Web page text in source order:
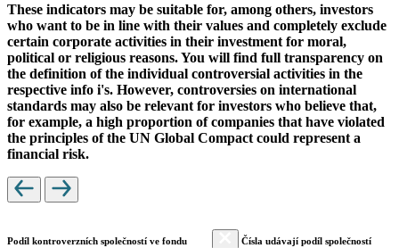
These indicators may be suitable for, among others, investors
who want to be in line with their values and completely exclude
certain corporate activities in their investment for moral,
political or religious reasons. You will find full transparency on
the definition of the individual controversial activities in the
respective info i's. However, controversies on international
standards may also be relevant for investors who believe that,
for example, a high proportion of companies that have violated
the principles of the UN Global Compact could represent a
financial risk.
Podíl kontroverzních společností ve fondu
Čísla udávají podíl společností